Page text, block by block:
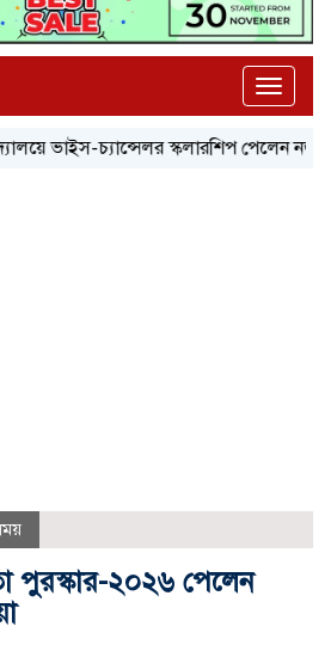
Toggle
ভাইস-চ্যান্সেলর স্কলারশিপ পেলেন নজরুল
পুরস্কার-২০২৬ পেলেন